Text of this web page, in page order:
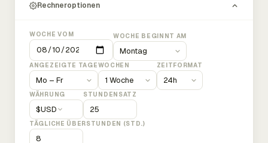
Rechneroptionen
WOCHE VOM WOCHE BEGINNT AM
ANGEZEIGTE TAGEWOCHEN ZEITFORMAT
WÄHRUNG
$USD
STUNDENSATZ
TÄGLICHE ÜBERSTUNDEN (STD.)